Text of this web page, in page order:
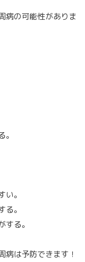
病の可能性がありま
。
。
る。
病は予防できます！